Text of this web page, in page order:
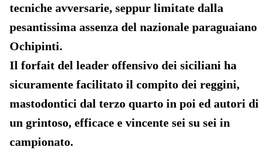
tecniche avversarie, seppur limitate dalla
pesantissima assenza del nazionale paraguaiano
Ochipinti.
Il forfait del leader offensivo dei siciliani ha
sicuramente facilitato il compito dei reggini,
mastodontici dal terzo quarto in poi ed autori di
un grintoso, efficace e vincente sei su sei in
campionato.